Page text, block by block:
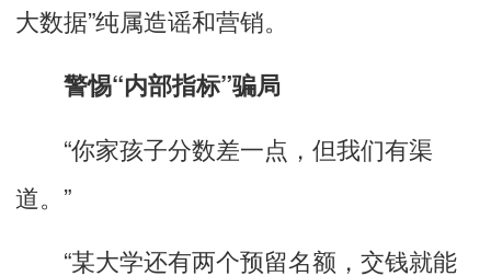
大数据”纯属造谣和营销。
警惕“内部指标”骗局
“你家孩子分数差一点，但我们有渠
道。”
“某大学还有两个预留名额，交钱就能